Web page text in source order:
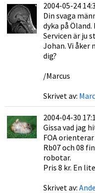
2004-05-24
Din svaga
dyka på
Servicen är ju
Johan. Vi åker
dig?
/Marcus
Skrivet av:
2004-04-30
Gissa vad jag
FOA
Rb07 och 08
robotar.
Pris 8 kr. En
Skrivet av: